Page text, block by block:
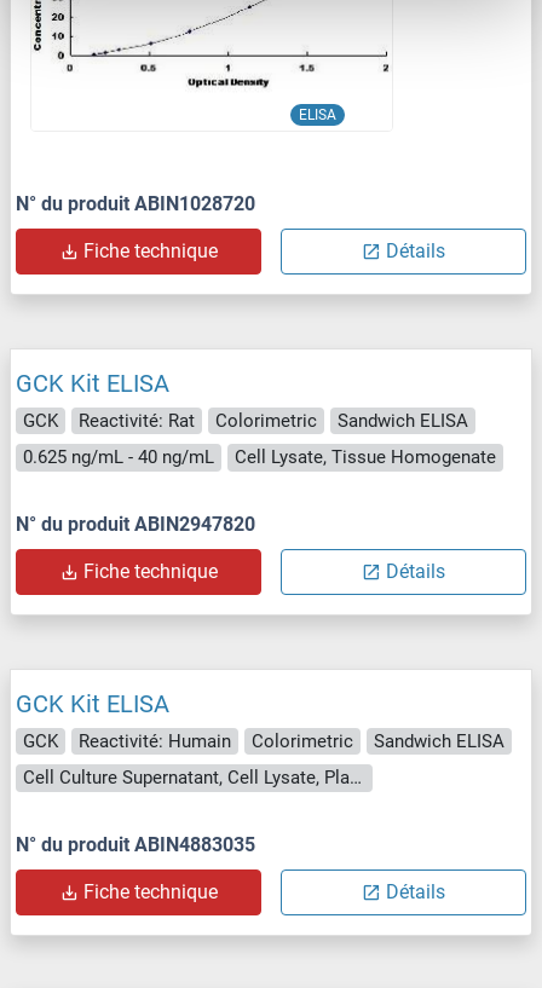
ELISA
N° du produit ABIN1028720
Fiche technique Détails
GCK Kit ELISA
GCK Reactivité: Rat Colorimetric
Sandwich ELISA
0.625 ng/mL - 40 ng/mL
Cell Lysate, Tissue Homogenate
N° du produit ABIN2947820
Fiche technique Détails
GCK Kit ELISA
GCK Reactivité: Humain Colorimetric
Sandwich ELISA
Cell Culture Supernatant, Cell Lysate, Plasma, Serum, Tissue Lysate
N° du produit ABIN4883035
Fiche technique Détails